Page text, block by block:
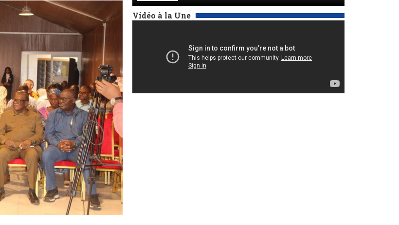
Vidéo à la Une